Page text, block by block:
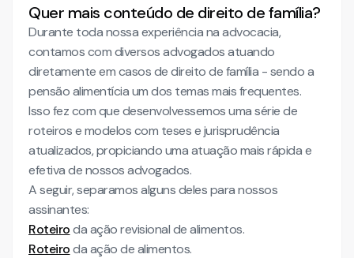
Quer mais conteúdo de direito de família?
Durante toda nossa experiência na advocacia,
contamos com diversos advogados atuando
diretamente em casos de direito de família - sendo a
pensão alimentícia um dos temas mais frequentes.
Isso fez com que desenvolvessemos uma série de
roteiros e modelos com teses e jurisprudência
atualizados, propiciando uma atuação mais rápida e
efetiva de nossos advogados.
A seguir, separamos alguns deles para nossos
assinantes:
Roteiroda ação revisional de alimentos.
Roteiroda ação de alimentos.